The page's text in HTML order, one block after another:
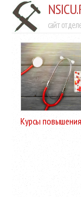
сайт
Курсы